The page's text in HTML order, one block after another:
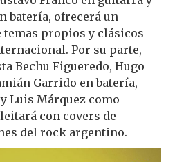
batería, ofrecerá un
propios y clásicos
Por su parte,
Bechu Figueredo, Hugo
Garrido en batería,
Luis Márquez como
con covers de
del rock argentino.